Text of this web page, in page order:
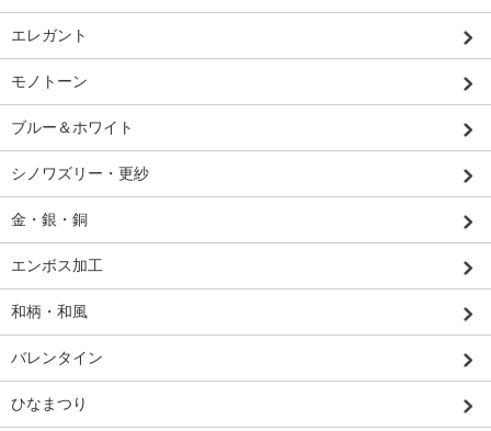
エレガント
モノトーン
ブルー＆ホワイト
シノワズリー・更紗
金・銀・銅
エンボス加工
和柄・和風
バレンタイン
ひなまつり